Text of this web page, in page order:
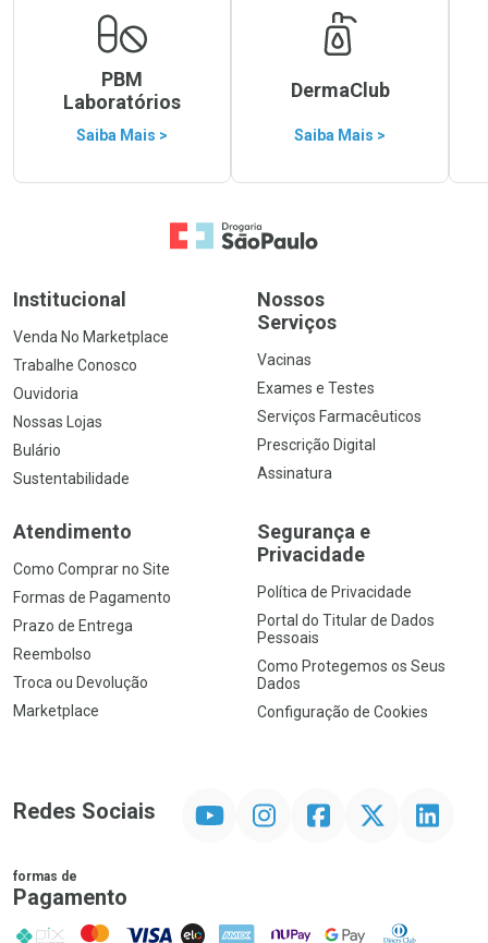
PBM
Laboratórios
Saiba Mais >
DermaClub
Saiba Mais >
Ir para a Home
Institucional
Venda No Marketplace
Trabalhe Conosco
Ouvidoria
Nossas Lojas
Bulário
Sustentabilidade
Nossos
Serviços
Vacinas
Exames e Testes
Serviços Farmacêuticos
Prescrição Digital
Assinatura
Atendimento
Como Comprar no Site
Formas de Pagamento
Prazo de Entrega
Reembolso
Troca ou Devolução
Marketplace
Segurança e
Privacidade
Política de Privacidade
Portal do Titular de Dados
Pessoais
Como Protegemos os Seus
Dados
Configuração de Cookies
Redes Sociais InstagramFacebookTwitter Linkedin
formas de
Pagamento
PIX MasterCard
VISA ELO AMEX NuPay Google PayDiners Club